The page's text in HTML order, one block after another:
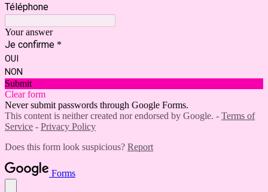
Téléphone
Your answer
Je confirme *
OUI
NON
Submit
Clear form
Never submit passwords through Google Forms.
This content is neither created nor endorsed by Google. - Terms of
Service - Privacy Policy
Does this form look suspicious? Report
Forms